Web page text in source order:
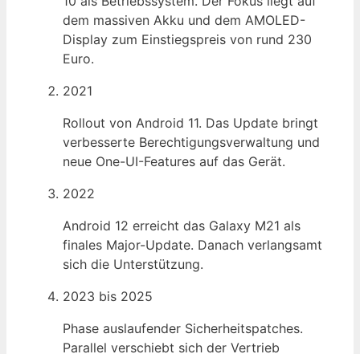
dem massiven Akku und dem AMOLED-
Display zum Einstiegspreis von rund 230
Euro.
2021
Rollout von Android 11. Das Update bringt
verbesserte Berechtigungsverwaltung und
neue One-UI-Features auf das Gerät.
2022
Android 12 erreicht das Galaxy M21 als
finales Major-Update. Danach verlangsamt
sich die Unterstützung.
2023 bis 2025
Phase auslaufender Sicherheitspatches.
Parallel verschiebt sich der Vertrieb